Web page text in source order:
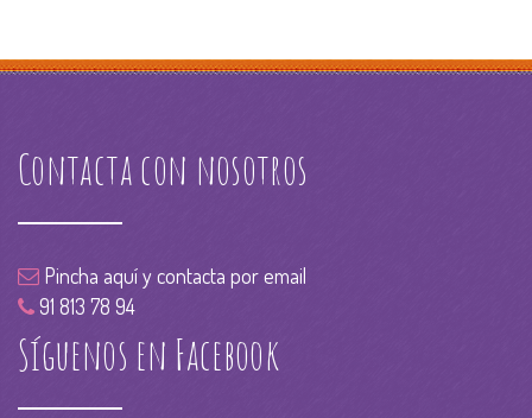
Contacta con nosotros
Pincha aquí y contacta por email
91 813 78 94
Síguenos en Facebook